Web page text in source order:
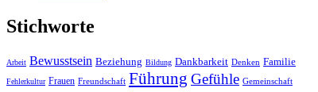
Stichworte
Arbeit Bewusstsein Beziehung Bildung Dankbarkeit Denken Familie
Fehlerkultur Frauen Freundschaft Führung Gefühle Gemeinschaft